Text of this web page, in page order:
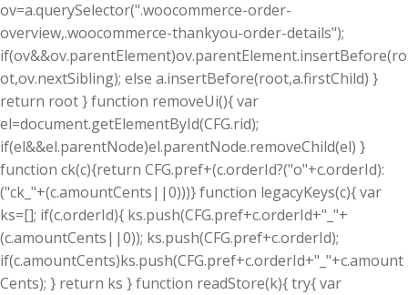
ov=a.querySelector(".woocommerce-order-
overview,.woocommerce-thankyou-order-details");
if(ov&&ov.parentElement)ov.parentElement.insertBefore(ro
ot,ov.nextSibling); else a.insertBefore(root,a.firstChild) }
return root } function removeUi(){ var
el=document.getElementById(CFG.rid);
if(el&&el.parentNode)el.parentNode.removeChild(el) }
function ck(c){return CFG.pref+(c.orderId?("o"+c.orderId):
("ck_"+(c.amountCents||0)))} function legacyKeys(c){ var
ks=[]; if(c.orderId){ ks.push(CFG.pref+c.orderId+"_"+
(c.amountCents||0)); ks.push(CFG.pref+c.orderId);
if(c.amountCents)ks.push(CFG.pref+c.orderId+"_"+c.amount
Cents); } return ks } function readStore(k){ try{ var